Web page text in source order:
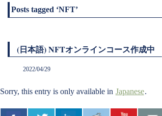
Posts tagged ‘NFT’
(日本語) NFTオンラインコース作成中
2022/04/29
Sorry, this entry is only available in Japanese.